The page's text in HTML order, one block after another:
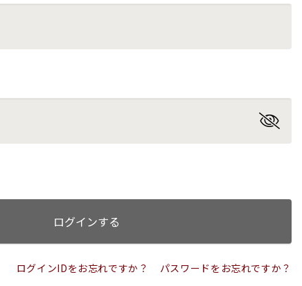
ログインする
ログインIDをお忘れですか？ パスワードをお忘れですか？